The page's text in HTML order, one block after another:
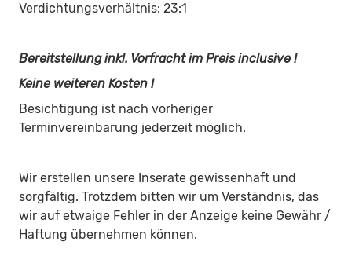
Verdichtungsverhältnis: 23:1
Bereitstellung inkl. Vorfracht im Preis inclusive !
Keine weiteren Kosten !
Besichtigung ist nach vorheriger
Terminvereinbarung jederzeit möglich.
Wir erstellen unsere Inserate gewissenhaft und
sorgfältig. Trotzdem bitten wir um Verständnis, das
wir auf etwaige Fehler in der Anzeige keine Gewähr /
Haftung übernehmen können.